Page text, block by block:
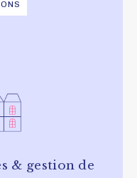
& gestion de